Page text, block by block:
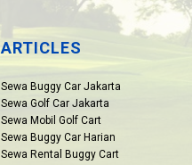
ARTICLES
Sewa Buggy Car Jakarta
Sewa Golf Car Jakarta
Sewa Mobil Golf Cart
Sewa Buggy Car Harian
Sewa Rental Buggy Cart